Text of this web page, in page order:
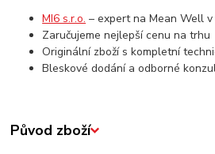
MI6 s.r.o. – expert na Mean Well v
Zaručujeme nejlepší cenu na trhu
Originální zboží s kompletní
Bleskové dodání a odborné
Původ zboží